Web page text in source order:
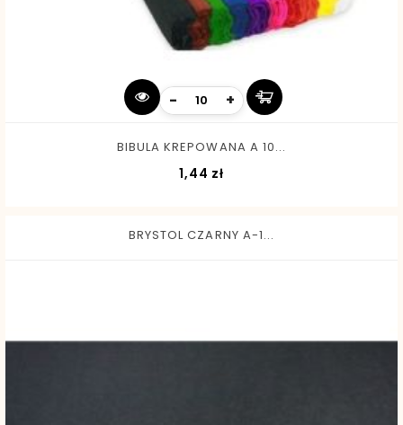
- +
BIBULA KREPOWANA A 10...
1,44 zł
BRYSTOL CZARNY A-1...